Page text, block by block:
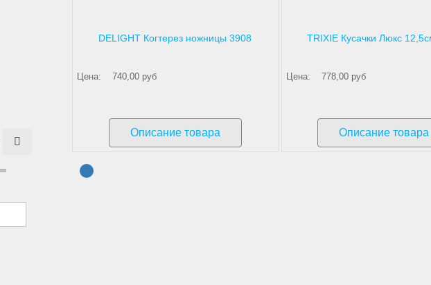
DELIGHT Когтерез ножницы 3908
Цена: 740,00 руб
Описание товара
TRIXIE Кусачки Люкс
Цена: 778,00 руб
Описание товара